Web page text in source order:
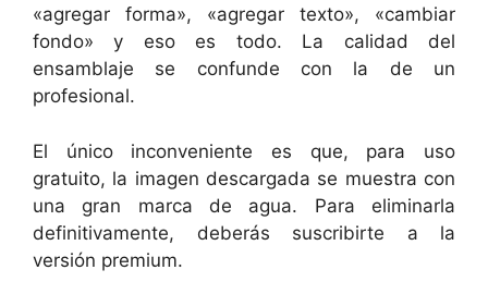
«agregar forma», «agregar texto», «cambiar
fondo» y eso es todo. La calidad del
ensamblaje se confunde con la de un
profesional.
El único inconveniente es que, para uso
gratuito, la imagen descargada se muestra con
una gran marca de agua. Para eliminarla
definitivamente, deberás suscribirte a la
versión premium.